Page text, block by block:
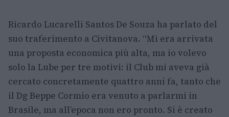
Ricardo Lucarelli Santos De Souza ha parlato del
suo traferimento a Civitanova. “Mi era arrivata
una proposta economica più alta, ma io volevo
solo la Lube per tre motivi: il Club mi aveva già
cercato concretamente quattro anni fa, tanto che
il Dg Beppe Cormio era venuto a parlarmi in
Brasile, ma all’epoca non ero pronto. Si è creato